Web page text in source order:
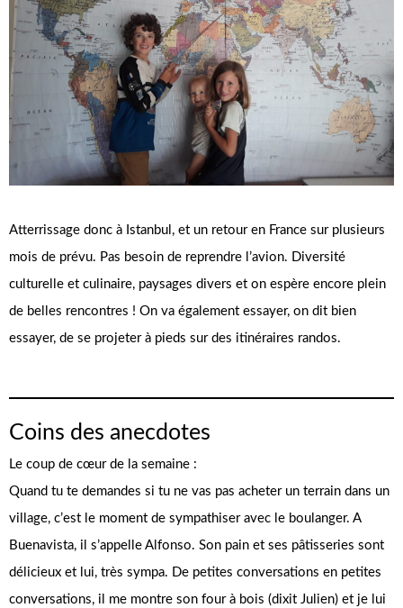
Atterrissage donc à Istanbul, et un retour en France sur plusieurs
mois de prévu. Pas besoin de reprendre l’avion. Diversité
culturelle et culinaire, paysages divers et on espère encore plein
de belles rencontres ! On va également essayer, on dit bien
essayer, de se projeter à pieds sur des itinéraires randos.
Coins des anecdotes
Le coup de cœur de la semaine :
Quand tu te demandes si tu ne vas pas acheter un terrain dans un
village, c’est le moment de sympathiser avec le boulanger. A
Buenavista, il s’appelle Alfonso. Son pain et ses pâtisseries sont
délicieux et lui, très sympa. De petites conversations en petites
conversations, il me montre son four à bois (dixit Julien) et je lui